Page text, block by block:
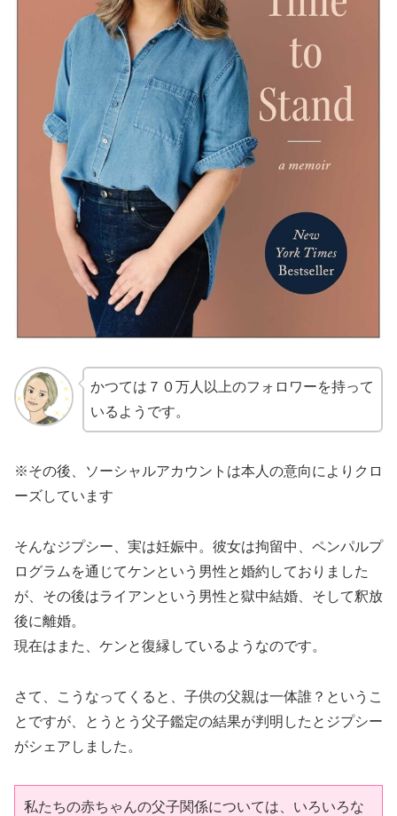
かつては７０万人以上のフォロワーを持って
いるようです。
※その後、ソーシャルアカウントは本人の意向によりクロ
ーズしています
そんなジプシー、実は妊娠中。彼女は拘留中、ペンパルプ
ログラムを通じてケンという男性と婚約しておりました
が、その後はライアンという男性と獄中結婚、そして釈放
後に離婚。
現在はまた、ケンと復縁しているようなのです。
さて、こうなってくると、子供の父親は一体誰？というこ
とですが、とうとう父子鑑定の結果が判明したとジプシー
がシェアしました。
私たちの赤ちゃんの父子関係については、いろいろな